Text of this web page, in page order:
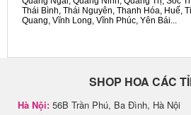
Thái Bình, Thái Nguyên, Thanh Hóa, Huế,
Quang, Vĩnh Long, Vĩnh Phúc, Yên Bái...
SHOP HOA CÁC
Hà Nội: 56B Trần Phú, Ba Đình, Hà Nội